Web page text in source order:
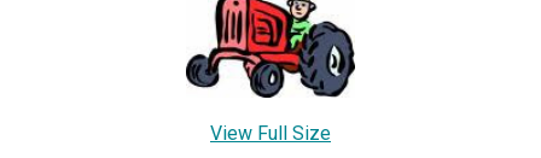
View Full Size